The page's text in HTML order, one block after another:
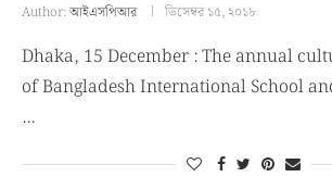
Author:আইএসপিআর ডিসেম্বর ১৫, ২০১৮
Dhaka, 15 December : The annual
of Bangladesh International School
…